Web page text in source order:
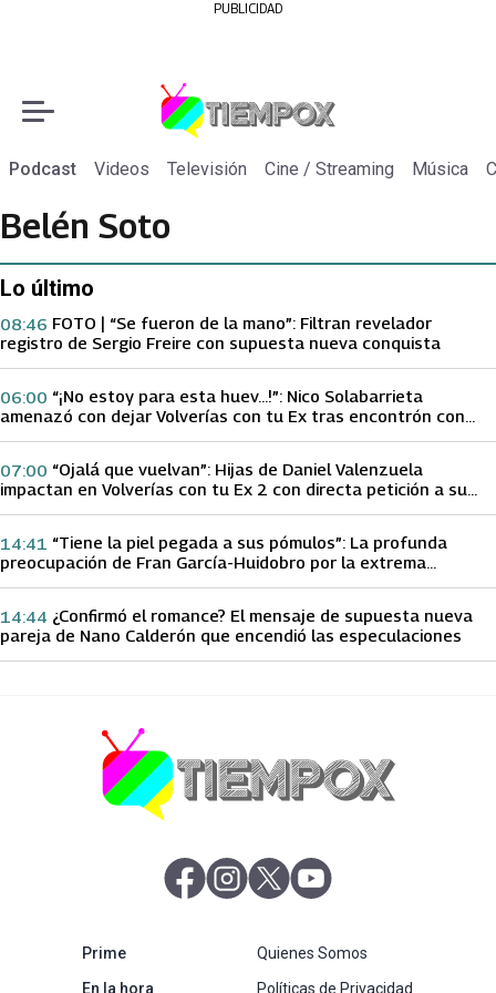
PUBLICIDAD
Podcast Videos Televisión Cine / Streaming Música
Belén Soto
Lo último
FOTO | “Se fueron de la mano”: Filtran revelador
registro de Sergio Freire con supuesta nueva conquista
08:46
“¡No estoy para esta huev…!”: Nico Solabarrieta
amenazó con dejar Volverías con tu Ex tras encontrón con
06:00
“Ojalá que vuelvan”: Hijas de Daniel Valenzuela
impactan en Volverías con tu Ex 2 con directa petición a su
07:00
“Tiene la piel pegada a sus pómulos”: La profunda
preocupación de Fran García-Huidobro por la extrema
14:41
¿Confirmó el romance? El mensaje de supuesta nueva
pareja de Nano Calderón que encendió las especulaciones
14:44
abre en nueva pestaña
abre en nueva pestaña
abre en nueva pestaña
Primeabre en nueva pestaña
En la horaabre en nueva pestaña
Quienes Somos
Políticas de Privacidad